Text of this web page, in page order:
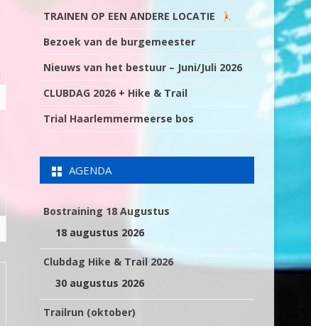
TRAINEN OP EEN ANDERE LOCATIE
Bezoek van de burgemeester
Nieuws van het bestuur – Juni/Juli 2026
CLUBDAG 2026 + Hike & Trail
Trial Haarlemmermeerse bos
AGENDA
Bostraining 18 Augustus
18 augustus 2026
Clubdag Hike & Trail 2026
30 augustus 2026
Trailrun (oktober)